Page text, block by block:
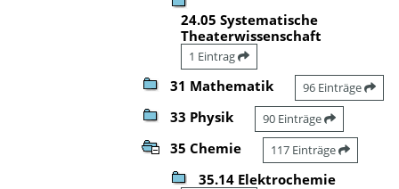
24.05 Systematische
Theaterwissenschaft
1 Eintrag
31 Mathematik 96 Einträge
33 Physik 90 Einträge
35 Chemie 117 Einträge
35.14 Elektrochemie